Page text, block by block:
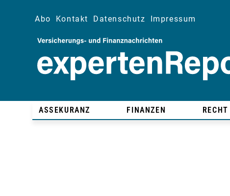
Abo Kontakt Datenschutz Impressum
ASSEKURANZ FINANZEN RECHT